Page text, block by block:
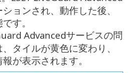
ョンされ、動作した後、
す。
Advancedサービスの問
タイルが黄色に変わり、
が表示されます。